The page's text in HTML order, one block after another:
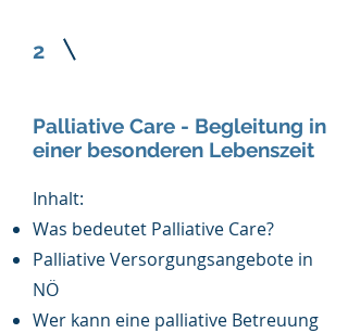
2
Palliative Care - Begleitung in
einer besonderen Lebenszeit
Inhalt:
Was bedeutet Palliative Care?​
Palliative Versorgungsangebote in
NÖ
Wer kann eine palliative Betreuung